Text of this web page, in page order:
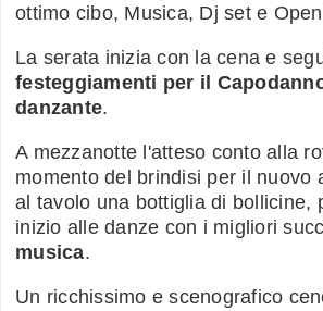
ottimo cibo, Musica, Dj set e
La serata inizia con la cena e
festeggiamenti per il
danzante.
A mezzanotte l'atteso conto alla
momento del brindisi per il nuovo
al tavolo una bottiglia di bollicine,
inizio alle danze con i migliori
musica.
Un ricchissimo e scenografico